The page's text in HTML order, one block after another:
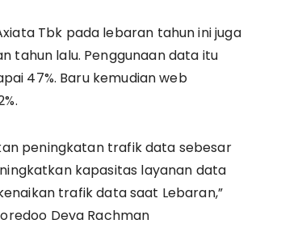
Tbk pada lebaran tahun ini juga
tahun lalu. Penggunaan data itu
47%. Baru kemudian web
peningkatan trafik data sebesar
kapasitas layanan data
trafik data saat Lebaran,”
Deva Rachman